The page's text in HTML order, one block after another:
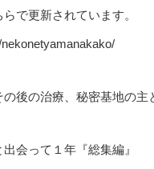
で更新されています。
後の治療、秘密基地の
会って１年『総集編』